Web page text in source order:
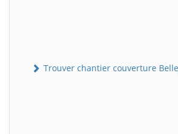
Trouver chantier couverture